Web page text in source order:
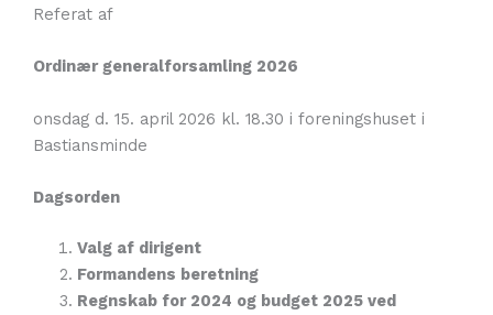
Referat af
Ordinær generalforsamling 2026
onsdag d. 15. april 2026 kl. 18.30 i foreningshuset i
Bastiansminde
Dagsorden
Valg af dirigent
Formandens beretning
Regnskab for 2024 og budget 2025 ved